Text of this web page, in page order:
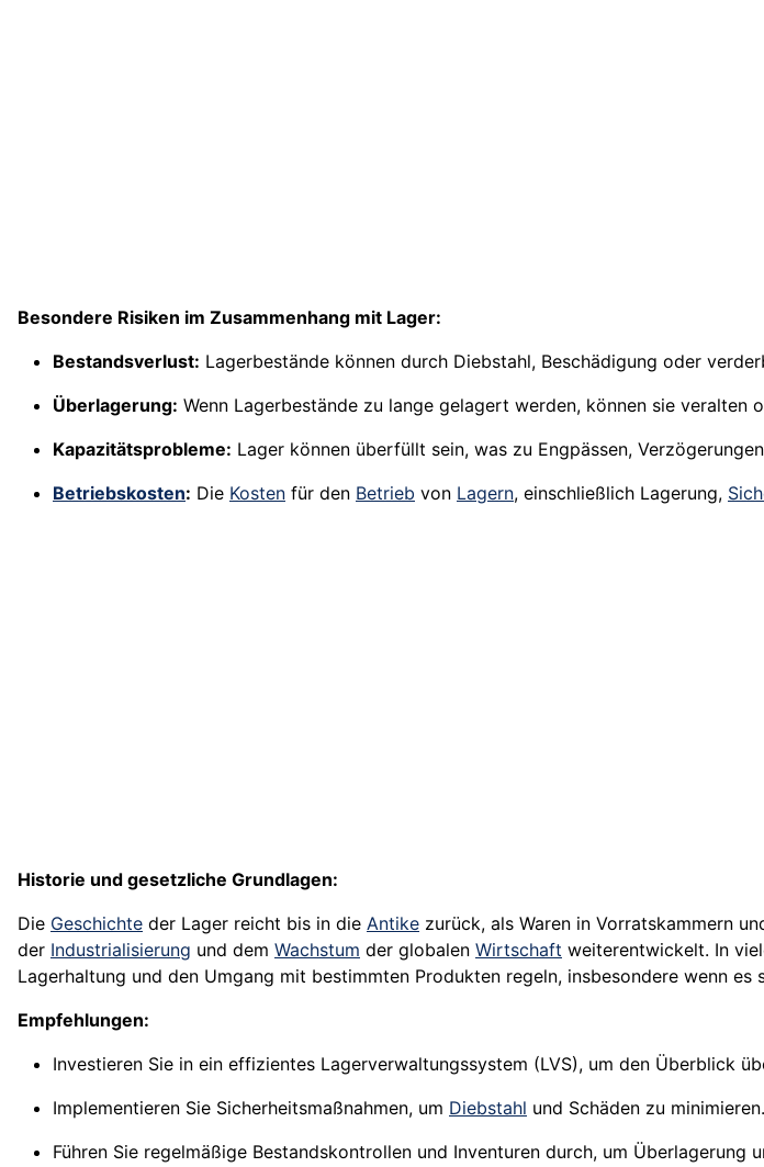
Besondere Risiken im Zusammenhang mit Lager:
Bestandsverlust: Lagerbestände können durch Diebstahl, Beschädigung oder
Überlagerung: Wenn Lagerbestände zu lange gelagert werden, können sie veralten
Kapazitätsprobleme: Lager können überfüllt sein, was zu Engpässen,
Betriebskosten: Die Kosten für den Betrieb von Lagern, einschließlich Lagerung,
Historie und gesetzliche Grundlagen:
Die Geschichte der Lager reicht bis in die Antike zurück, als Waren in Vorratskammern
der Industrialisierung und dem Wachstum der globalen Wirtschaft weiterentwickelt. In
Lagerhaltung und den Umgang mit bestimmten Produkten regeln, insbesondere wenn es
Empfehlungen:
Investieren Sie in ein effizientes Lagerverwaltungssystem (LVS), um den Überblick
Implementieren Sie Sicherheitsmaßnahmen, um Diebstahl und Schäden zu minimieren.
Führen Sie regelmäßige Bestandskontrollen und Inventuren durch, um Überlagerung